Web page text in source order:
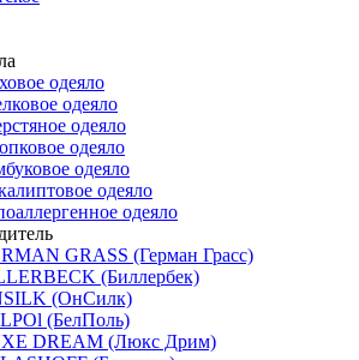
одеяло
одеяло
одеяло
одеяло
одеяло
одеяло
одеяло
GRASS (Герман Грасс)
(Биллербек)
(ОнСилк)
(БелПоль)
DREAM (Люкс Дрим)